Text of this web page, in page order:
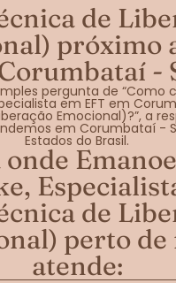
de
próximo
-
pergunta de “Como
em EFT em
Emocional)?”, a
em Corumbataí -
Estados do Brasil.
onde
de
perto de
atende: